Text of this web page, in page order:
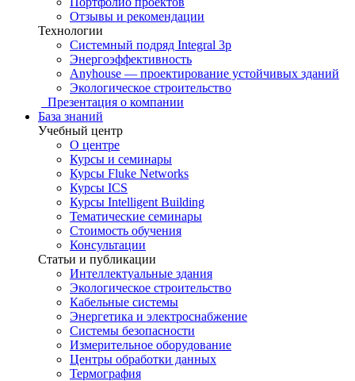
Отзывы и рекомендации
Технологии
Системный подряд Integral 3p
Энергоэффективность
Anyhouse — проектирование устойчивых зданий
Экологическое строительство
Презентация о компании
База знаний
Учебный центр
О центре
Курсы и семинары
Курсы Fluke Networks
Курсы ICS
Курсы Intelligent Building
Тематические семинары
Стоимость обучения
Консультации
Статьи и публикации
Интеллектуальные здания
Экологическое строительство
Кабельные системы
Энергетика и электроснабжение
Системы безопасности
Измерительное оборудование
Центры обработки данных
Термография